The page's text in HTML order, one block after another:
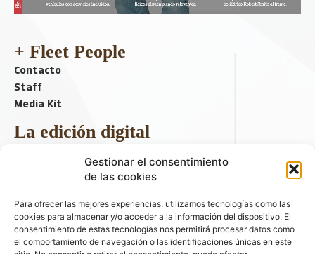
Gestionar el consentimiento
de las cookies
Para ofrecer las mejores experiencias, utilizamos tecnologías como las
cookies para almacenar y/o acceder a la información del dispositivo. El
consentimiento de estas tecnologías nos permitirá procesar datos como
el comportamiento de navegación o las identificaciones únicas en este
+ Fleet People
Contacto
Staff
Media Kit
La edición digital
Descargar último ejemplar
ir a hemeroteca
+ Contenido en redes sociales